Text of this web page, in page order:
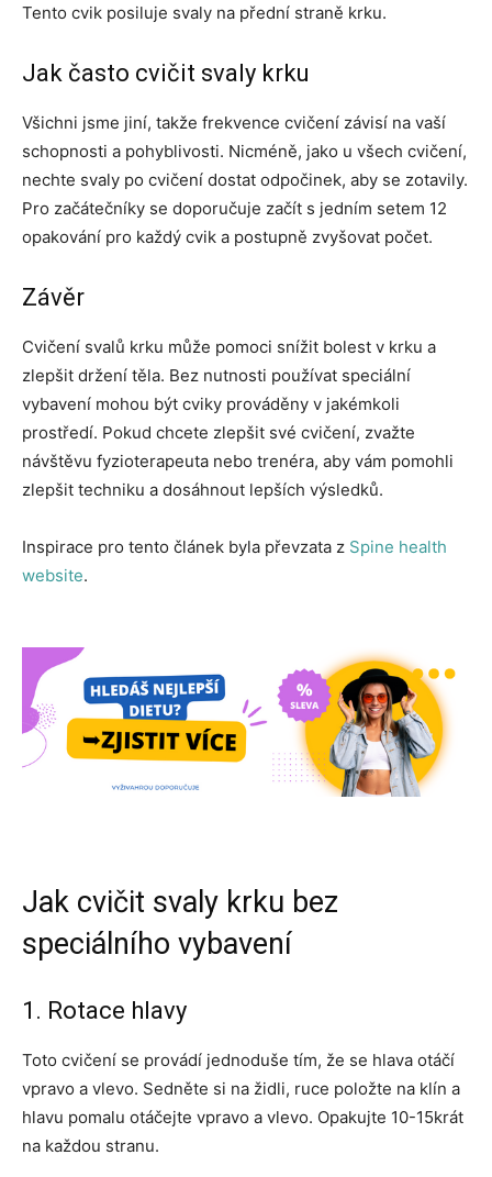
Tento cvik posiluje svaly na přední straně krku.
Jak často cvičit svaly krku
Všichni jsme jiní, takže frekvence cvičení závisí na vaší
schopnosti a pohyblivosti. Nicméně, jako u všech cvičení,
nechte svaly po cvičení dostat odpočinek, aby se zotavily.
Pro začátečníky se doporučuje začít s jedním setem 12
opakování pro každý cvik a postupně zvyšovat počet.
Závěr
Cvičení svalů krku může pomoci snížit bolest v krku a
zlepšit držení těla. Bez nutnosti používat speciální
vybavení mohou být cviky prováděny v jakémkoli
prostředí. Pokud chcete zlepšit své cvičení, zvažte
návštěvu fyzioterapeuta nebo trenéra, aby vám pomohli
zlepšit techniku a dosáhnout lepších výsledků.
Inspirace pro tento článek byla převzata z Spine health
website.
Jak cvičit svaly krku bez
speciálního vybavení
1. Rotace hlavy
Toto cvičení se provádí jednoduše tím, že se hlava otáčí
vpravo a vlevo. Sedněte si na židli, ruce položte na klín a
hlavu pomalu otáčejte vpravo a vlevo. Opakujte 10-15krát
na každou stranu.